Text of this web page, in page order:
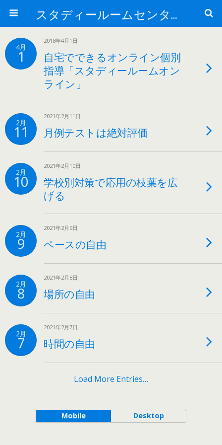
スタディールームセンター北
4月
1
2018年4月1日
自宅でできるオンライン個別
指導「スタディールームオン
ライン」
2月
11
2021年2月11日
月例テストは絶対評価
2月
10
2021年2月10日
学校別対策で応用の枝葉を広
げる
2月
9
2021年2月9日
ペースの自由
2月
8
2021年2月8日
場所の自由
2月
7
2021年2月7日
時間の自由
Load More Entries…
Mobile Desktop